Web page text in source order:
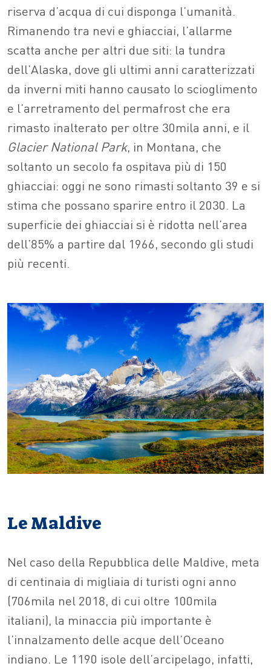
riserva d’acqua di cui disponga l’umanità.
Rimanendo tra nevi e ghiacciai, l’allarme
scatta anche per altri due siti: la tundra
dell’Alaska, dove gli ultimi anni caratterizzati
da inverni miti hanno causato lo scioglimento
e l’arretramento del permafrost che era
rimasto inalterato per oltre 30mila anni, e il
Glacier National Park, in Montana, che
soltanto un secolo fa ospitava più di 150
ghiacciai: oggi ne sono rimasti soltanto 39 e si
stima che possano sparire entro il 2030. La
superficie dei ghiacciai si è ridotta nell’area
dell’85% a partire dal 1966, secondo gli studi
più recenti.
Le Maldive
Nel caso della Repubblica delle Maldive, meta
di centinaia di migliaia di turisti ogni anno
(706mila nel 2018, di cui oltre 100mila
italiani), la minaccia più importante è
l’innalzamento delle acque dell’Oceano
indiano. Le 1190 isole dell’arcipelago, infatti,